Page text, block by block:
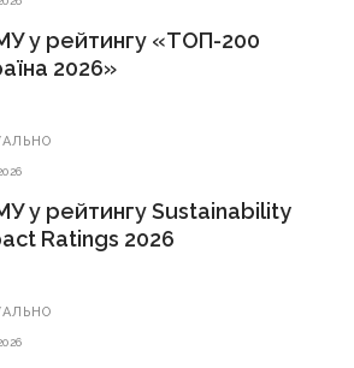
у рейтингу «ТОП-200
2026»
у рейтингу Sustainability
Ratings 2026